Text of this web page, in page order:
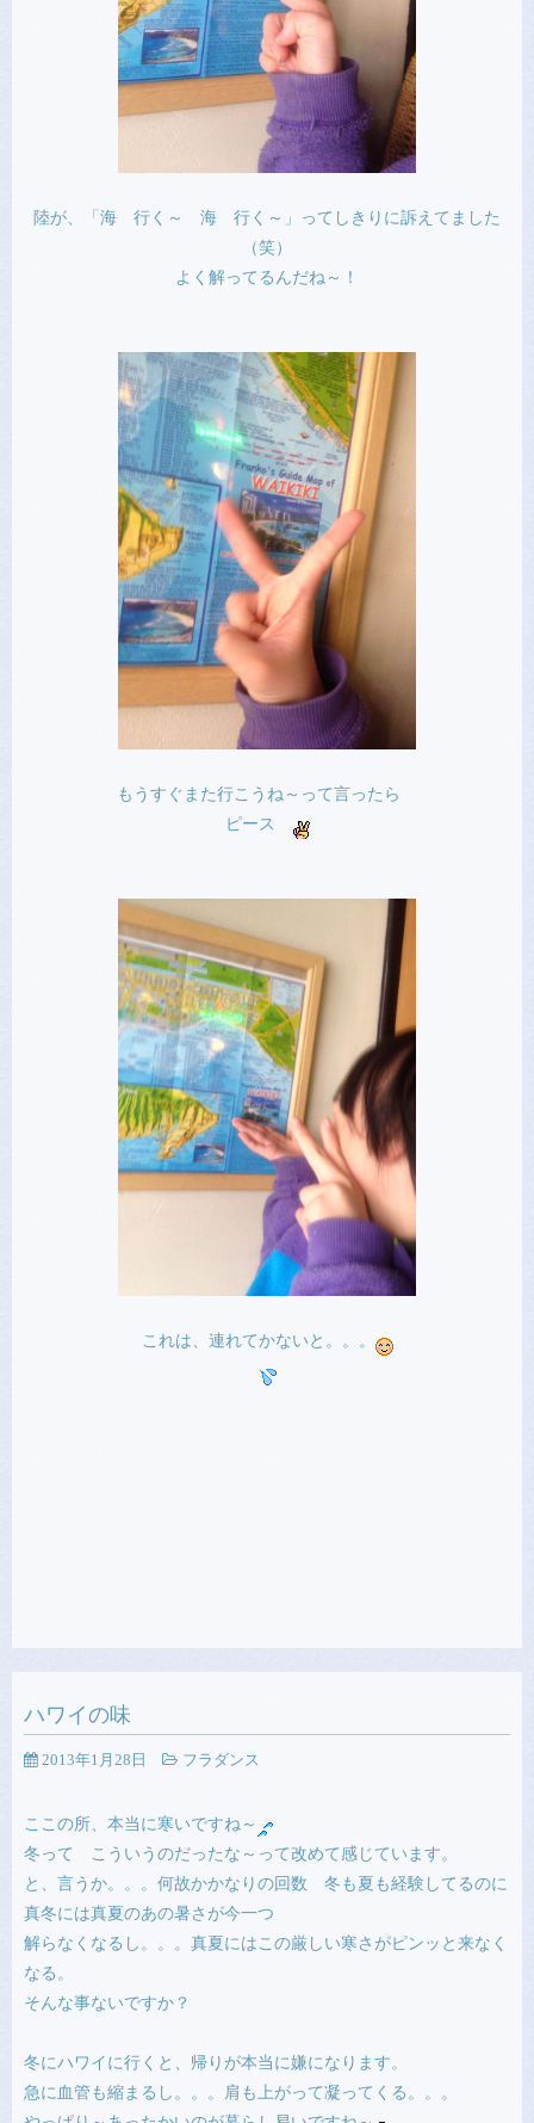
陸が、「海 行く～ 海 行く～」ってしきりに訴えてました
（笑）
よく解ってるんだね～！
もうすぐまた行こうね～って言ったら
ピース
これは、連れてかないと。。。
ハワイの味
2013年1月28日 フラダンス
ここの所、本当に寒いですね～
冬って こういうのだったな～って改めて感じています。
と、言うか。。。何故かかなりの回数 冬も夏も経験してるのに
真冬には真夏のあの暑さが今一つ
解らなくなるし。。。真夏にはこの厳しい寒さがピンッと来なく
なる。
そんな事ないですか？
冬にハワイに行くと、帰りが本当に嫌になります。
急に血管も縮まるし。。。肩も上がって凝ってくる。。。